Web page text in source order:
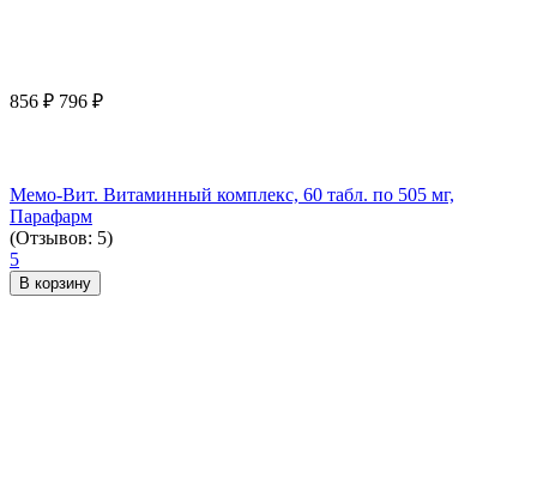
856 ₽ 796 ₽
Мемо-Вит. Витаминный комплекс, 60 табл. по 505 мг,
Парафарм
(Отзывов: 5)
5
В корзину